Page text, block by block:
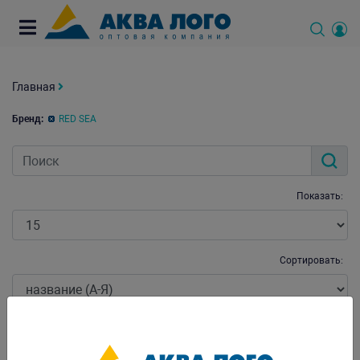
Главная
Бренд: RED SEA
Показать:
Сортировать: